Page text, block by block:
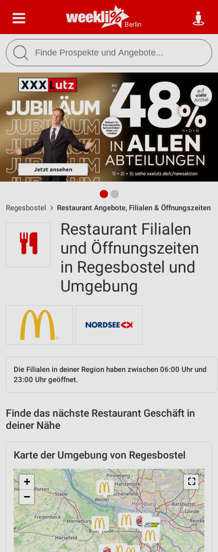
Berlin
Regesbostel Restaurant Angebote, Filialen & Öffnungszeiten
Restaurant Filialen
und Öffnungszeiten
in Regesbostel und
Umgebung
Die Filialen in deiner Region haben zwischen 06:00 Uhr und
23:00 Uhr geöffnet.
Finde das nächste Restaurant Geschäft in
deiner Nähe
Karte der Umgebung von Regesbostel
⛶
+
−